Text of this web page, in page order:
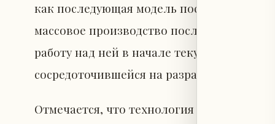
как последующая модель после Vision
массовое производство после 2028 года,
работу над ней в начале текущего года
сосредоточившейся на разработке умных
Отмечается, что технология G-VR